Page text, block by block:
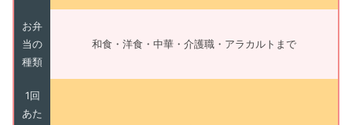
お弁
当の
種類
和食・洋食・中華・介護職・アラカルトまで
1回
あた